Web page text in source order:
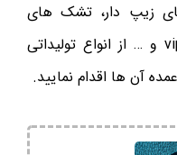
زیپ دار، تشک های
فیلامنت، پارچه اعلا، vip، سوپر vip و … از انواع تولیداتی
آن ها اقدام نمایید.